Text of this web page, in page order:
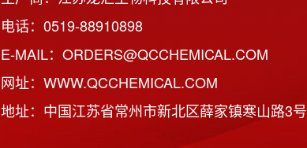
电话：0519-88910898
E-MAIL：ORDERS@QCCHEMICAL.COM
网址：WWW.QCCHEMICAL.COM
地址：中国江苏省常州市新北区薛家镇寒山路3号